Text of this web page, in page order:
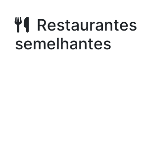
Restaurantes
semelhantes